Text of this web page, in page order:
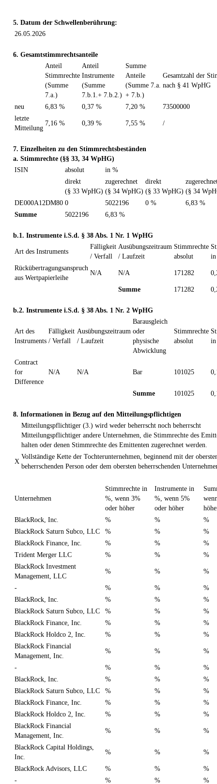
5. Datum der Schwellenberührung:
26.05.2026
6. Gesamtstimmrechtsanteile
Anteil
Stimmrechte
(Summe
7.a.)
Anteil
Instrumente
(Summe
7.b.1.+ 7.b.2.)
Summe
Anteile
(Summe 7.a.
+ 7.b.)
Gesamtzahl der
nach § 41 WpHG
neu 6,83 % 0,37 % 7,20 %
73500000
letzte
Mitteilung
7,16 % 0,39 % 7,55 % /
7. Einzelheiten zu den Stimmrechtsbeständen
a. Stimmrechte (§§ 33, 34 WpHG)
ISIN
absolut
in %
direkt
(§ 33 WpHG)
zugerechnet
(§ 34 WpHG)
direkt
(§ 33 WpHG) (§ 34
DE000A12DM80 0 5022196 0 %
6,83 %
Summe
5022196 6,83 %
b.1. Instrumente i.S.d. § 38 Abs. 1 Nr. 1 WpHG
Art des Instruments
Fälligkeit
/ Verfall
Ausübungszeitraum
/ Laufzeit
Stimmrechte
absolut
Rückübertragungsanspruch
aus Wertpapierleihe
N/A N/A 171282
Summe 171282
b.2. Instrumente i.S.d. § 38 Abs. 1 Nr. 2 WpHG
Art des
Instruments
Fälligkeit
/ Verfall
Ausübungszeitraum
/ Laufzeit
Barausgleich
oder
physische
Abwicklung
Stimmrechte
absolut
Contract
for
Difference
N/A N/A Bar 101025
Summe 101025
8. Informationen in Bezug auf den Mitteilungspflichtigen
Mitteilungspflichtiger (3.) wird weder beherrscht noch beherrscht
Mitteilungspflichtiger andere Unternehmen, die Stimmrechte des
halten oder denen Stimmrechte des Emittenten zugerechnet werden.
X
Vollständige Kette der Tochterunternehmen, beginnend mit der
beherrschenden Person oder dem obersten beherrschenden
Unternehmen
Stimmrechte in
%, wenn 3%
oder höher
Instrumente in
%, wenn 5%
oder höher
BlackRock, Inc.
% %
%
BlackRock Saturn Subco, LLC
% %
%
BlackRock Finance, Inc.
% %
%
Trident Merger LLC
% %
%
BlackRock Investment
Management, LLC
% % %
- % %
%
BlackRock, Inc.
% %
%
BlackRock Saturn Subco, LLC
% %
%
BlackRock Finance, Inc.
% %
%
BlackRock Holdco 2, Inc.
% %
%
BlackRock Financial
Management, Inc.
% % %
- % %
%
BlackRock, Inc.
% %
%
BlackRock Saturn Subco, LLC
% %
%
BlackRock Finance, Inc.
% %
%
BlackRock Holdco 2, Inc.
% %
%
BlackRock Financial
Management, Inc.
% % %
BlackRock Capital Holdings,
Inc.
% % %
BlackRock Advisors, LLC % %
%
-
% % %